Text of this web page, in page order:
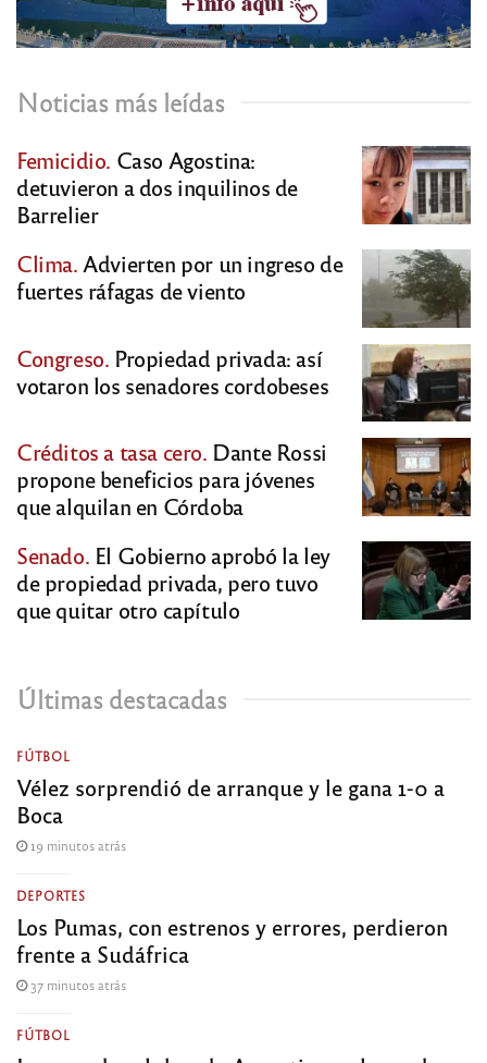
Noticias más leídas
Femicidio. Caso Agostina:
detuvieron a dos inquilinos de
Barrelier
Clima. Advierten por un ingreso de
fuertes ráfagas de viento
Congreso. Propiedad privada: así
votaron los senadores cordobeses
Créditos a tasa cero. Dante Rossi
propone beneficios para jóvenes
que alquilan en Córdoba
Senado. El Gobierno aprobó la ley
de propiedad privada, pero tuvo
que quitar otro capítulo
Últimas destacadas
FÚTBOL
Vélez sorprendió de arranque y le gana 1-0 a
Boca
19 minutos atrás
DEPORTES
Los Pumas, con estrenos y errores, perdieron
frente a Sudáfrica
37 minutos atrás
FÚTBOL